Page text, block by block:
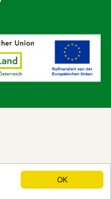
OK